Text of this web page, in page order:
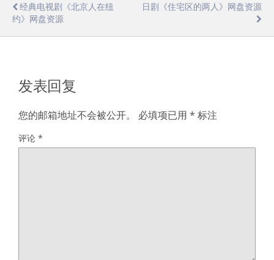
经典电视剧《北京人在纽
约》网盘资源
日剧《住宅区的两人》网盘资源
发表回复
您的邮箱地址不会被公开。 必填项已用 * 标注
评论 *